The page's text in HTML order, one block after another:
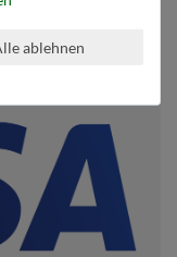
ablehnen